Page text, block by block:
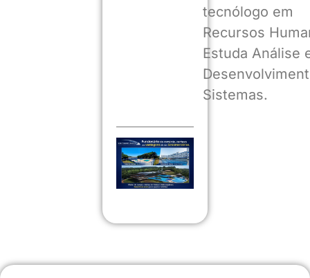
tecnólogo em
Recursos
Estuda Análise
Sistemas.